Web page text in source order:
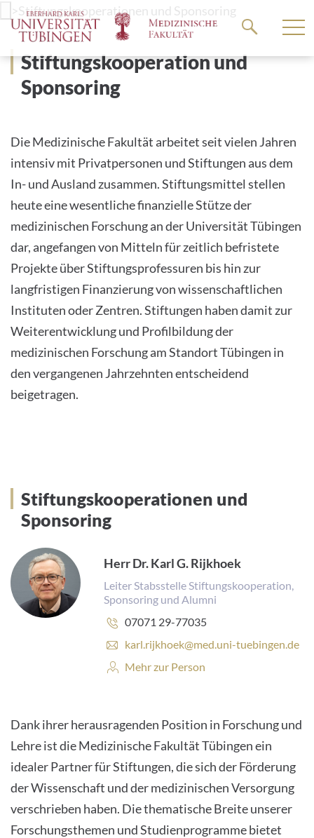
Springe
zum
Hauptteil
>Stiftungskooperationen und Sponsoring
Stiftungskooperation und
Sponsoring
Die Medizinische Fakultät arbeitet seit vielen Jahren
intensiv mit Privatpersonen und Stiftungen aus dem
In- und Ausland zusammen. Stiftungsmittel stellen
heute eine wesentliche finanzielle Stütze der
medizinischen Forschung an der Universität Tübingen
dar, angefangen von Mitteln für zeitlich befristete
Projekte über Stiftungsprofessuren bis hin zur
langfristigen Finanzierung von wissenschaftlichen
Instituten oder Zentren. Stiftungen haben damit zur
Weiterentwicklung und Profilbildung der
medizinischen Forschung am Standort Tübingen in
den vergangenen Jahrzehnten entscheidend
beigetragen.
Stiftungskooperationen und
Sponsoring
Herr Dr. Karl G. Rijkhoek
Leiter Stabsstelle Stiftungskooperation,
Sponsoring und Alumni
Telefonnummer:
07071 29-77035
E
M
-
A
r
e
s
e
karl.rijkhoek@med.uni-tuebingen.de
Personenprofil:
Mehr zur Person
Dank ihrer herausragenden Position in Forschung und
Lehre ist die Medizinische Fakultät Tübingen ein
idealer Partner für Stiftungen, die sich der Förderung
der Wissenschaft und der medizinischen Versorgung
verschrieben haben. Die thematische Breite unserer
Forschungsthemen und Studienprogramme bietet